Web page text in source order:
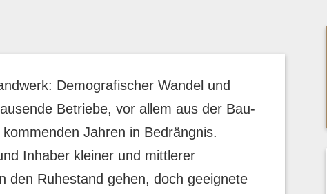
Demografischer Wandel und
Betriebe, vor allem aus der Bau-
Jahren in Bedrängnis.
Inhaber kleiner und mittlerer
den Ruhestand gehen, doch geeignete